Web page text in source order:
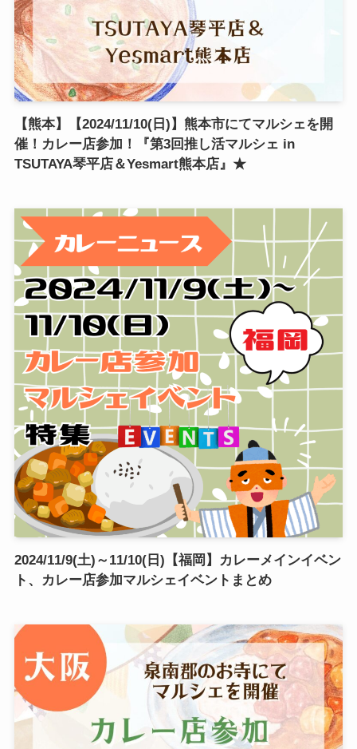
【熊本】【2024/11/10(日)】熊本市にてマルシェを開
催！カレー店参加！『第3回推し活マルシェ in
TSUTAYA琴平店＆Yesmart熊本店』★
2024/11/9(土)～11/10(日)【福岡】カレーメインイベン
ト、カレー店参加マルシェイベントまとめ